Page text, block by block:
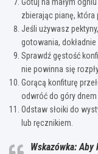
zbierając pianę,
Jeśli używasz
gotowania, dokładnie
Sprawdź gęstość
nie powinna się
Gorącą konfiturę
odwróć do góry dnem
Odstaw słoiki do
lub ręcznikiem.
Wskazówka: